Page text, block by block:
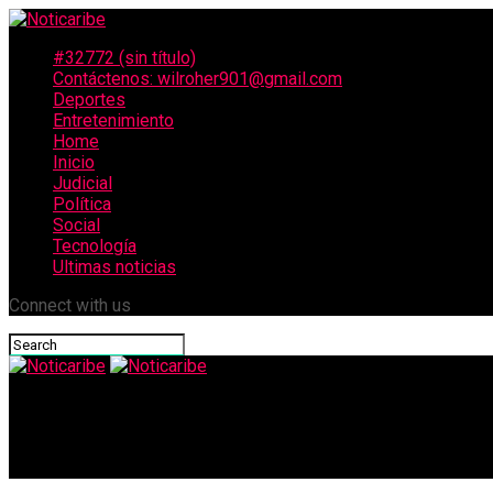
#32772 (sin título)
Contáctenos: wilroher901@gmail.com
Deportes
Entretenimiento
Home
Inicio
Judicial
Política
Social
Tecnología
Ultimas noticias
Connect with us